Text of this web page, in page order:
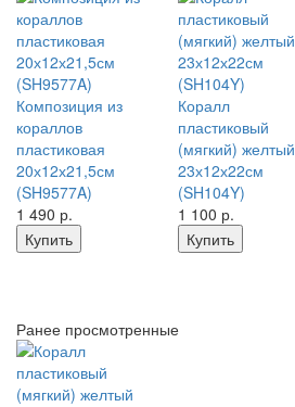
Композиция из
кораллов
пластиковая
20х12х21,5см
(SH9577A)
1 490 р.
Купить
Коралл
пластиковый
(мягкий) желтый
23х12х22см
(SH104Y)
1 100 р.
Купить
Ранее просмотренные